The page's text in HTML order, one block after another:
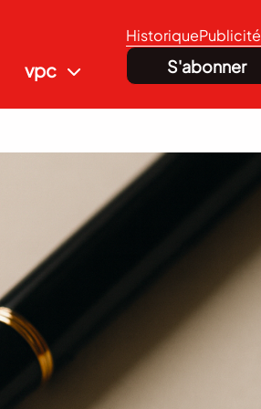
vpc
HistoriquePublicité
S'abonner